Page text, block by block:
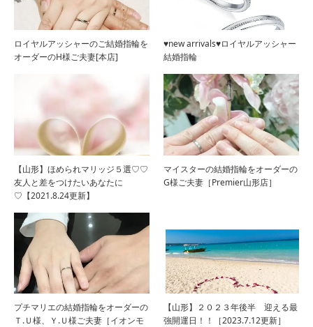
ロイヤルアッシャーのご結婚指輪を
オーダーのH様ご夫妻[本店]
♥new arrivals♥ロイヤルアッシャー
結婚指輪
【山形】ほめられマリッジ５選♡♡
友人と差をつけたいあなたに
♡【2021.8.24更新】
マイスターの結婚指輪をオーダーの
G様ご夫妻［Premier山形店］
プチマリエの結婚指輪をオーダーの
Ｔ.Ｕ様、Ｙ.Ｕ様ご夫妻［イオンモ
【山形】２０２３年後半 迎える最
強開運日！！［2023.7.12更新］